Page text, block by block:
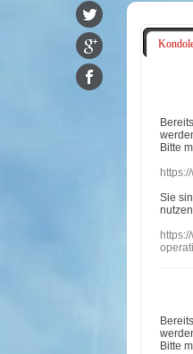
Bitte
Sie
Bitte